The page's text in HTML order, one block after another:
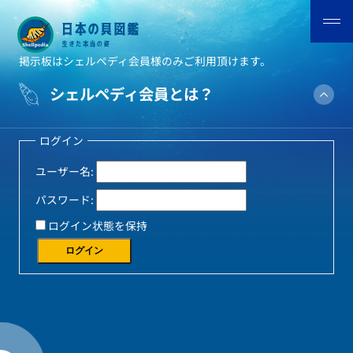
掲示板はシェルペディ会員様のみご利用頂けます。
シェルペディ会員とは？
ログイン
ユーザー名:
パスワード:
ログイン状態を保持
ログイン